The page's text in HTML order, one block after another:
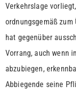
Verkehrslage
ordnungsgemäß
hat gegenüber
Vorrang, auch wenn
abzubiegen,
Abbiegende seine